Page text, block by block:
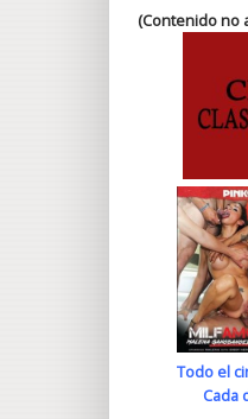
(Contenido no
Todo el
Cada